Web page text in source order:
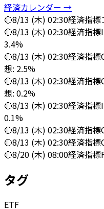
経済カレンダー →
🔴8/13 (木) 02:30経済指標
🔴8/13 (木) 02:30経済指標
3.4%
🔴8/13 (木) 02:30経済指標
想: 2.5%
🔴8/13 (木) 02:30経済指標
想: 0.2%
🔴8/13 (木) 02:30経済指標
0.1%
🔴8/13 (木) 02:30経済指標
🔴8/13 (木) 02:30経済指標
🔴8/20 (木) 08:00経済指標
タグ
ETF